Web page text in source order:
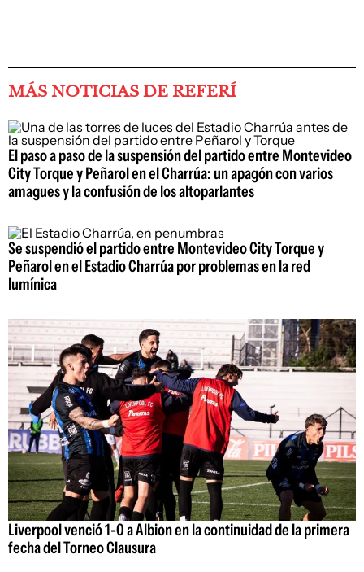
MÁS NOTICIAS DE REFERÍ
El paso a paso de la suspensión del partido entre Montevideo
City Torque y Peñarol en el Charrúa: un apagón con varios
amagues y la confusión de los altoparlantes
Se suspendió el partido entre Montevideo City Torque y
Peñarol en el Estadio Charrúa por problemas en la red
lumínica
Liverpool venció 1-0 a Albion en la continuidad de la primera
fecha del Torneo Clausura